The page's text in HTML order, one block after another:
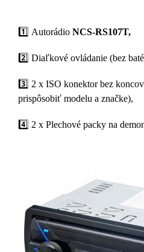
1️⃣ Autorádio NCS-RS107T,
2️⃣ Diaľkové ovládanie (bez
3️⃣ 2 x ISO konektor bez
prispôsobiť modelu a značke),
4️⃣ 2 x Plechové packy na